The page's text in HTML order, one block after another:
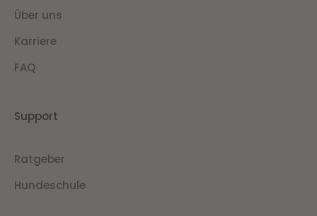
Über uns
Karriere
FAQ
Support
Ratgeber
Hundeschule